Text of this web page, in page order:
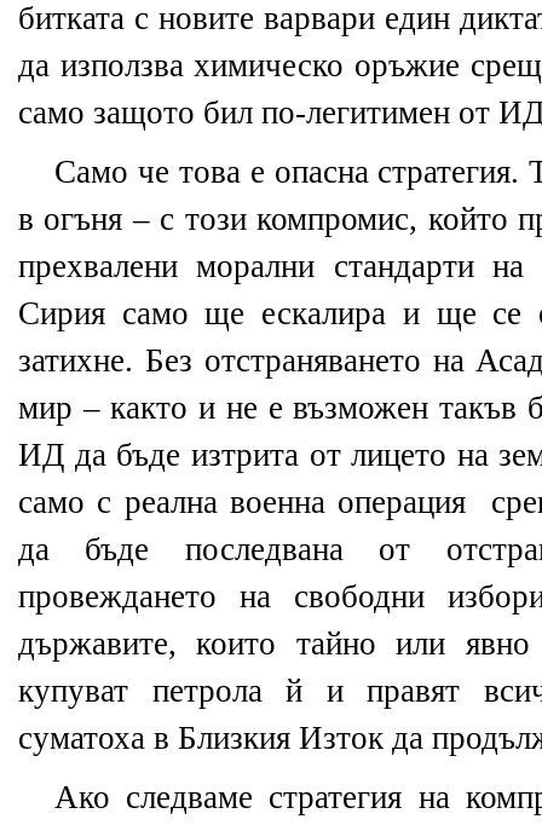
битката с новите варвари един
да използва химическо оръжие
само защото бил по-легитимен от
Само че това е опасна стратегия.
в огъня – с този компромис, който
прехвалени морални стандарти
Сирия само ще ескалира и ще се
затихне. Без отстраняването на
мир – както и не е възможен такъв
ИД да бъде изтрита от лицето на
само с реална военна операция
да бъде последвана от
провеждането на свободни
държавите, които тайно или
купуват петрола й и правят
суматоха в Близкия Изток да
Ако следваме стратегия на